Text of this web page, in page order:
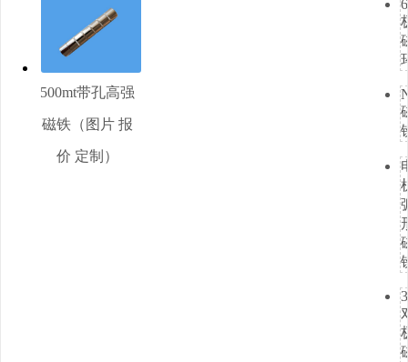
500mt带孔高强
磁铁（图片 报
价 定制）